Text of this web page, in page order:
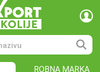
ROBNA MARKA